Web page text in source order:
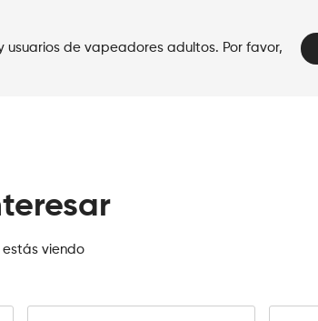
de vapeadores adultos. Por favor,
estás viendo